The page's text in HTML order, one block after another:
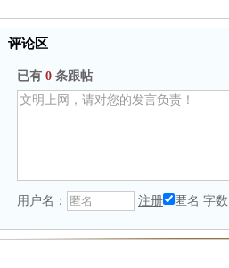
评论区
已有 0 条跟帖
用户名： 注册 匿名 字